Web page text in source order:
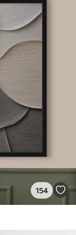
154